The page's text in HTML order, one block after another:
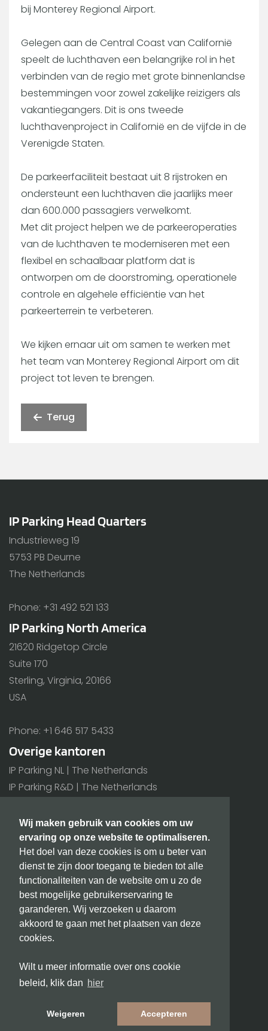
Wij maken gebruik van cookies om uw
ervaring op onze website te optimaliseren.
Het doel van deze cookies is om u beter van
dienst te zijn door toegang te bieden tot alle
functionaliteiten van de website om u zo de
best mogelijke gebruikerservaring te
garanderen. Wij verzoeken u daarom
akkoord te gaan met het plaatsen van deze
cookies.
Wilt u meer informatie over ons cookie
beleid, klik dan hier
Weigeren Accepteren
bij Monterey Regional Airport.
Gelegen aan de Central Coast van Californië
speelt de luchthaven een belangrijke rol in het
verbinden van de regio met grote binnenlandse
bestemmingen voor zowel zakelijke reizigers als
vakantiegangers. Dit is ons tweede
luchthavenproject in Californië en de vijfde in de
Verenigde Staten.
De parkeerfaciliteit bestaat uit 8 rijstroken en
ondersteunt een luchthaven die jaarlijks meer
dan 600.000 passagiers verwelkomt.
Met dit project helpen we de parkeeroperaties
van de luchthaven te moderniseren met een
flexibel en schaalbaar platform dat is
ontworpen om de doorstroming, operationele
controle en algehele efficiëntie van het
parkeerterrein te verbeteren.
We kijken ernaar uit om samen te werken met
het team van Monterey Regional Airport om dit
project tot leven te brengen.
Terug
IP Parking Head Quarters
Industrieweg 19
5753 PB Deurne
The Netherlands
Phone: +31 492 521 133
IP Parking North America
21620 Ridgetop Circle
Suite 170
Sterling, Virginia, 20166
USA
Phone: +1 646 517 5433
Overige kantoren
IP Parking NL | The Netherlands
IP Parking R&D | The Netherlands
Alle kantoren >
Extra
BIC/SWIFT: INGBNL2A
KvK nummer: 171 80 180
BTW nummer: NL815432811B01
info@ipparking.nl
Copyright © 2026 IPParking.
Algemene voorwaarden Privacy